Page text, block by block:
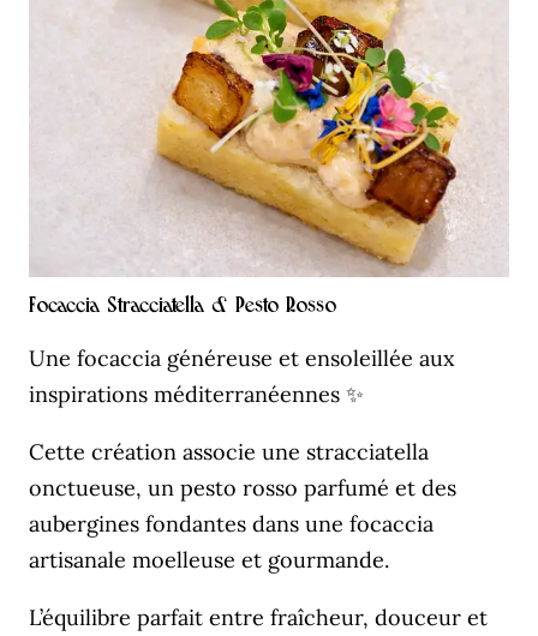
Focaccia Stracciatella & Pesto Rosso
Une focaccia généreuse et ensoleillée aux
inspirations méditerranéennes ✨
Cette création associe une stracciatella
onctueuse, un pesto rosso parfumé et des
aubergines fondantes dans une focaccia
artisanale moelleuse et gourmande.
L’équilibre parfait entre fraîcheur, douceur et